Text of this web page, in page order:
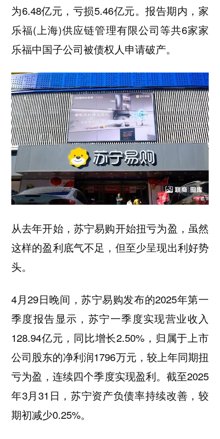
为6.48亿元，亏损5.46亿元。报告期内，家
乐福(上海)供应链管理有限公司等共6家家
乐福中国子公司被债权人申请破产。
从去年开始，苏宁易购开始扭亏为盈，虽然
这样的盈利底气不足，但至少呈现出利好势
头。
4月29日晚间，苏宁易购发布的2025年第一
季度报告显示，苏宁一季度实现营业收入
128.94亿元，同比增长2.50%，归属于上市
公司股东的净利润1796万元，较上年同期扭
亏为盈，连续四个季度实现盈利。截至2025
年3月31日，苏宁资产负债率持续改善，较
期初减少0.25%。